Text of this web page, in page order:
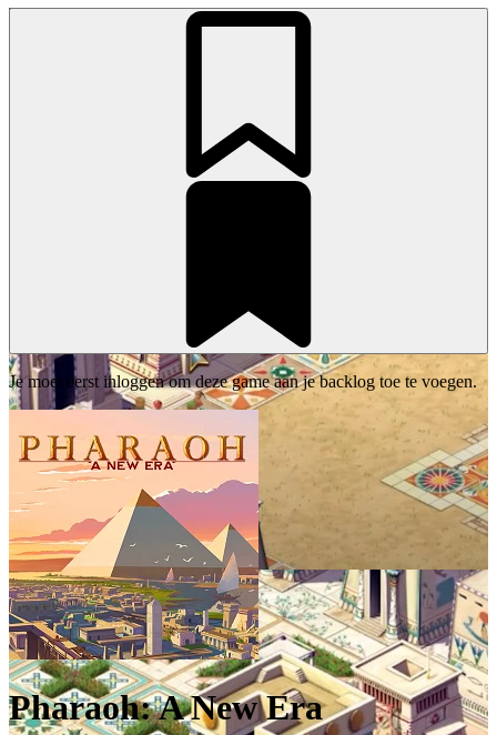
Je moet eerst inloggen om deze game aan je backlog toe te voegen.
Pharaoh: A New Era